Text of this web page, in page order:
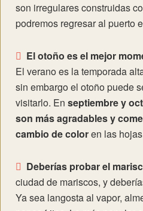
son irregulares construidas
podremos regresar al puerto
El otoño es el mejor
El verano es la temporada
sin embargo el otoño puede
visitarlo. En septiembre y
son más agradables y
cambio de coloren las
Deberías probar el
ciudad de mariscos, y
Ya sea langosta al vapor,